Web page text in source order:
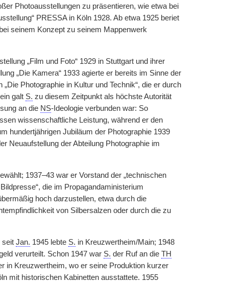
Photoausstellungen zu präsentieren, wie etwa bei
PRESSA in Köln 1928. Ab etwa 1925 beriet
seinem Konzept zu seinem Mappenwerk
„Film und Foto“ 1929 in Stuttgart und ihrer
„Die Kamera“ 1933 agierte er bereits im Sinne der
Photographie in Kultur und Technik“, die er durch
galt S. zu diesem Zeitpunkt als höchste Autorität
an die NS-Ideologie verbunden war: So
wissenschaftliche Leistung, während er den
hundertjährigen Jubiläum der Photographie 1939
Neuaufstellung der Abteilung Photographie im
1937–43 war er Vorstand der „technischen
die im Propagandaministerium
hoch darzustellen, etwa durch die
von Silbersalzen oder durch die zu
seit Jan. 1945 lebte S. in Kreuzwertheim/Main; 1948
verurteilt. Schon 1947 war S. der Ruf an die TH
in Kreuzwertheim, wo er seine Produktion kurzer
mit historischen Kabinetten ausstattete. 1955